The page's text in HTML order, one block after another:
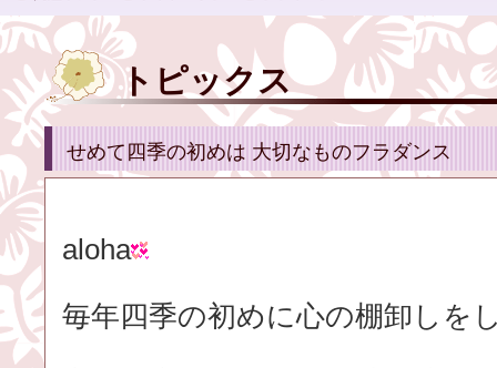
トピックス
せめて四季の初めは 大切なものフラダンス
aloha
毎年四季の初めに心の棚卸しを